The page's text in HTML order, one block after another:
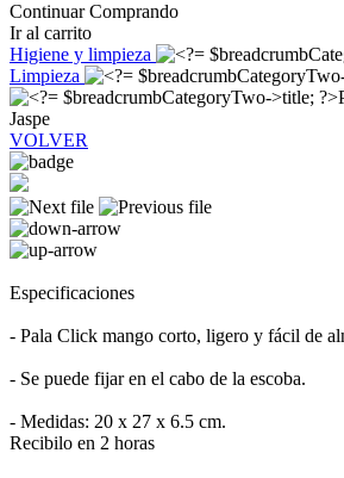
Continuar Comprando
Ir al carrito
Higiene y limpieza
Limpieza
Jaspe
VOLVER
Especificaciones
- Pala Click mango corto, ligero y fácil de
- Se puede fijar en el cabo de la escoba.
- Medidas: 20 x 27 x 6.5 cm.
Recibilo en 2 horas